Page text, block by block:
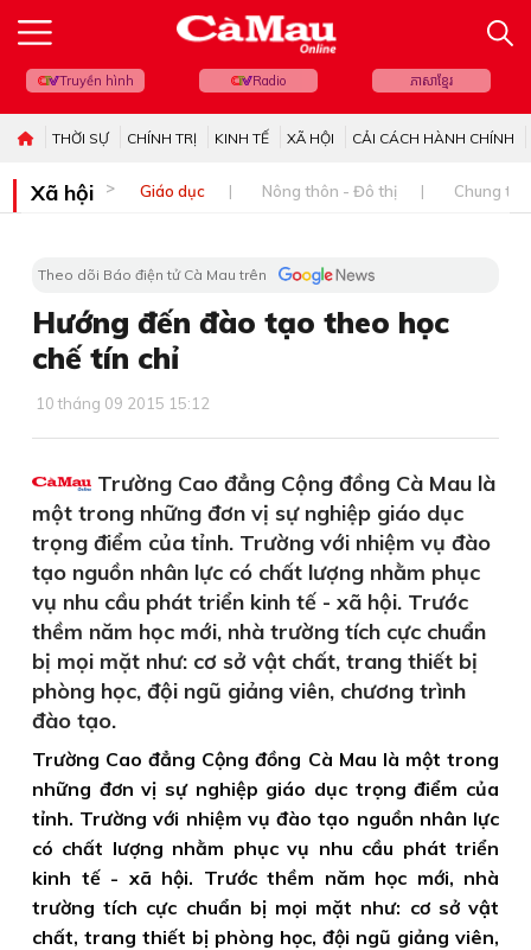
Truyền hình Radio ភាសាខ្មែរ
THỜI SỰ CHÍNH TRỊ KINH TẾ XÃ HỘI CẢI CÁCH HÀNH CHÍNH
Xã hội Giáo dục Nông thôn - Đô thị Chung
Theo dõi Báo điện tử Cà Mau trên
Hướng đến đào tạo theo học
chế tín chỉ
10 tháng 09 2015 15:12
Trường Cao đẳng Cộng đồng Cà Mau là
một trong những đơn vị sự nghiệp giáo dục
trọng điểm của tỉnh. Trường với nhiệm vụ đào
tạo nguồn nhân lực có chất lượng nhằm phục
vụ nhu cầu phát triển kinh tế - xã hội. Trước
thềm năm học mới, nhà trường tích cực chuẩn
bị mọi mặt như: cơ sở vật chất, trang thiết bị
phòng học, đội ngũ giảng viên, chương trình
đào tạo.
Trường Cao đẳng Cộng đồng Cà Mau là một trong
những đơn vị sự nghiệp giáo dục trọng điểm của
tỉnh. Trường với nhiệm vụ đào tạo nguồn nhân lực
có chất lượng nhằm phục vụ nhu cầu phát triển
kinh tế - xã hội. Trước thềm năm học mới, nhà
trường tích cực chuẩn bị mọi mặt như: cơ sở vật
chất, trang thiết bị phòng học, đội ngũ giảng viên,